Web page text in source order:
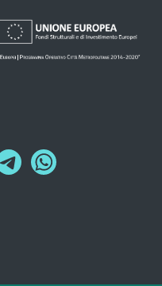
Collegamento
a
Collegamento
a